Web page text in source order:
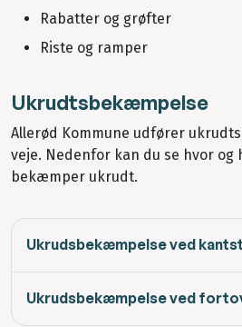
Rabatter og grøfter
Riste og ramper
Ukrudtsbekæmpelse
Allerød Kommune udfører
veje. Nedenfor kan du se hvor og
bekæmper ukrudt.
Ukrudsbekæmpelse ved
Ukrudsbekæmpelse ved